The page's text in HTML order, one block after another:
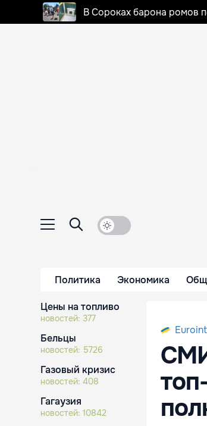
В Сороках барона ромов
Политика Экономика
Цены на топливо
новостей: 377
Бельцы
новостей: 5726
Газовый кризис
новостей: 408
Гагаузия
новостей: 10842